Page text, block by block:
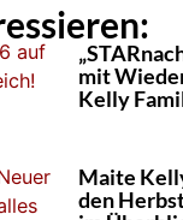
mit
Kelly
Maite
den